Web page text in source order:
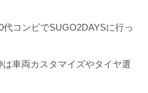
コンビでSUGO2DAYSに行っ
車両カスタマイズやタイヤ選